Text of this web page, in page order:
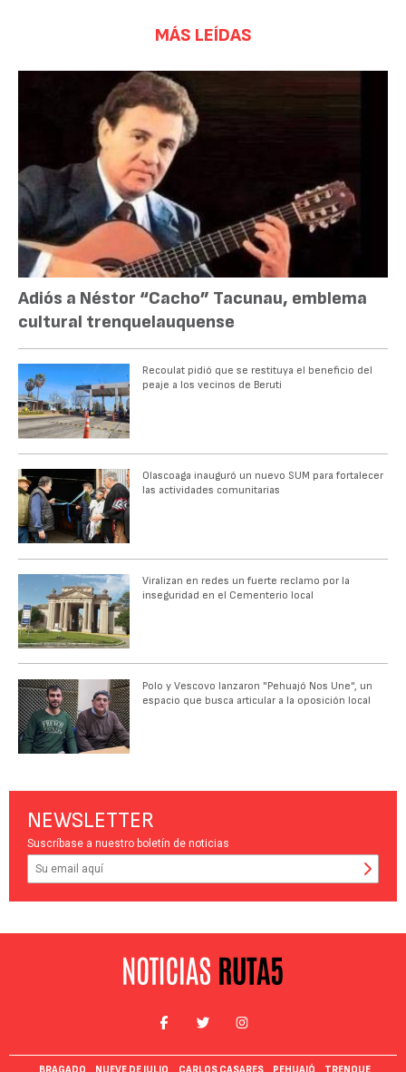
MÁS LEÍDAS
Adiós a Néstor “Cacho” Tacunau, emblema
cultural trenquelauquense
Recoulat pidió que se restituya el beneficio del
peaje a los vecinos de Beruti
Olascoaga inauguró un nuevo SUM para fortalecer
las actividades comunitarias
Viralizan en redes un fuerte reclamo por la
inseguridad en el Cementerio local
Polo y Vescovo lanzaron "Pehuajó Nos Une", un
espacio que busca articular a la oposición local
NEWSLETTER
Suscríbase a nuestro boletín de noticias